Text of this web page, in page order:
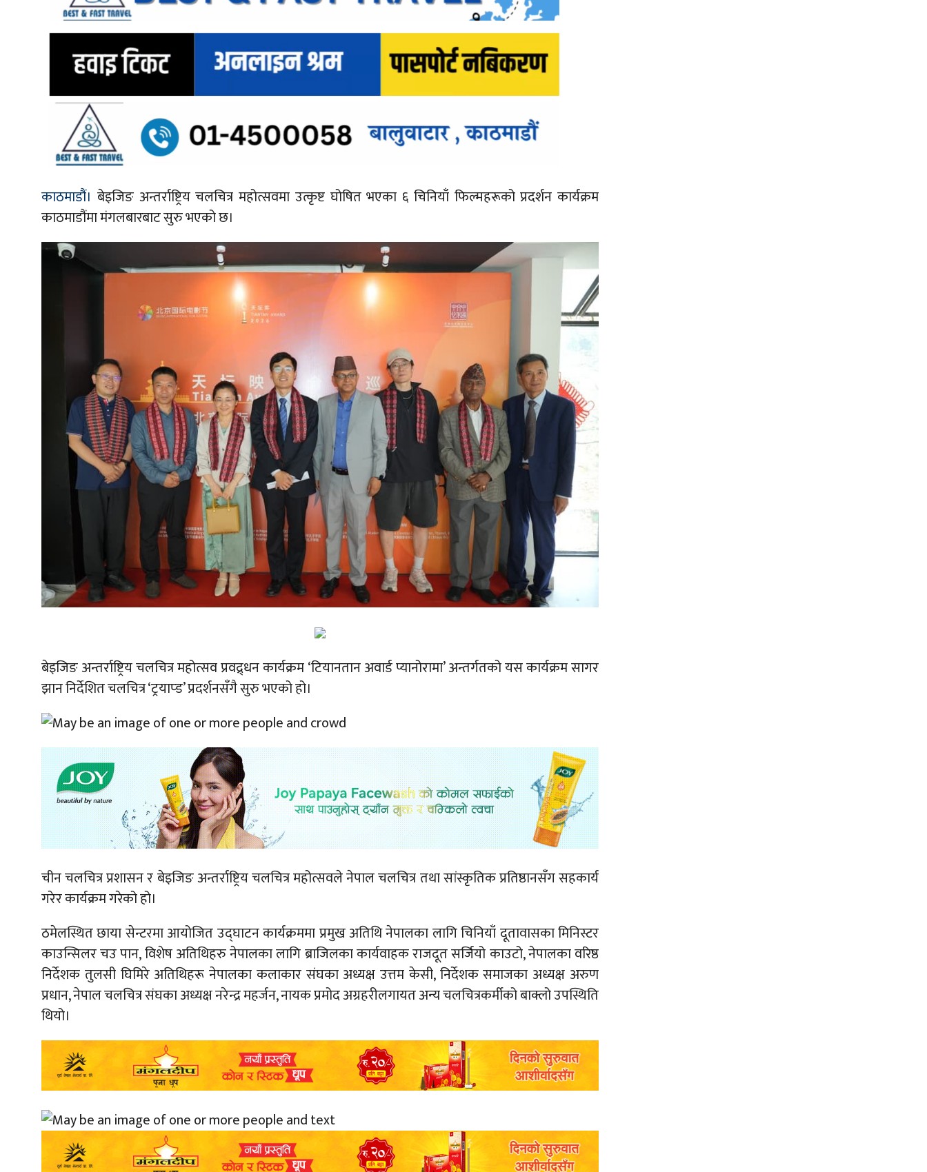
काठमाडौं। बेइजिङ अन्तर्राष्ट्रिय चलचित्र महोत्सवमा उत्कृष्ट घोषित भएका ६ चिनियाँ फिल्महरूको प्रदर्शन कार्यक्रम
काठमाडौंमा मंगलबारबाट सुरु भएको छ।
बेइजिङ अन्तर्राष्ट्रिय चलचित्र महोत्सव प्रवद्र्धन कार्यक्रम ‘टियानतान अवार्ड प्यानोरामा’ अन्तर्गतको यस कार्यक्रम सागर
झान निर्देशित चलचित्र ‘ट्रयाप्ड’ प्रदर्शनसँगै सुरु भएको हो।
चीन चलचित्र प्रशासन र बेइजिङ अन्तर्राष्ट्रिय चलचित्र महोत्सवले नेपाल चलचित्र तथा सांस्कृतिक प्रतिष्ठानसँग सहकार्य
गरेर कार्यक्रम गरेको हो।
ठमेलस्थित छाया सेन्टरमा आयोजित उद्घाटन कार्यक्रममा प्रमुख अतिथि नेपालका लागि चिनियाँ दूतावासका मिनिस्टर
काउन्सिलर चउ पान, विशेष अतिथिहरु नेपालका लागि ब्राजिलका कार्यवाहक राजदूत सर्जियो काउटो, नेपालका वरिष्ठ
निर्देशक तुलसी घिमिरे अतिथिहरू नेपालका कलाकार संघका अध्यक्ष उत्तम केसी, निर्देशक समाजका अध्यक्ष अरुण
प्रधान, नेपाल चलचित्र संघका अध्यक्ष नरेन्द्र महर्जन, नायक प्रमोद अग्रहरीलगायत अन्य चलचित्रकर्मीको बाक्लो उपस्थिति
थियो।